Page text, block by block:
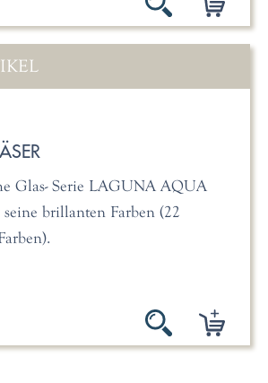
Glas- Serie LAGUNA AQUA
brillanten Farben (22